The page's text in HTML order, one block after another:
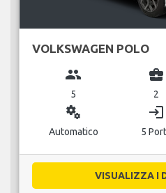
VOLKSWAGEN POLO
group
5
business_center
2
miscellaneous_services
Automatico
login
5
VISUALIZZA I